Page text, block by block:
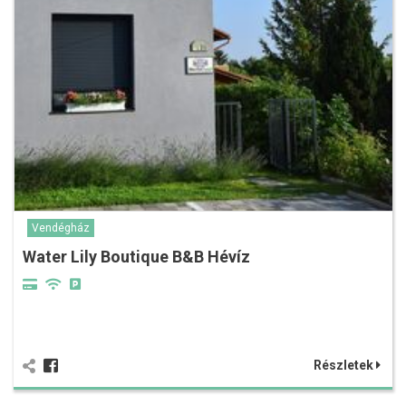
Vendégház
Water Lily Boutique B&B Hévíz
Részletek